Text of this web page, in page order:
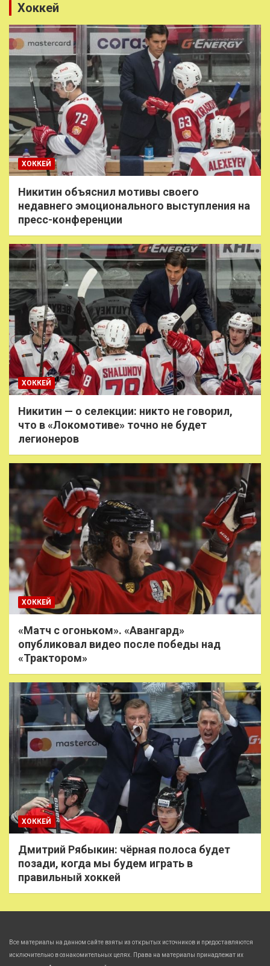
Хоккей
ХОККЕЙ
Никитин объяснил мотивы своего
недавнего эмоционального выступления на
пресс-конференции
ХОККЕЙ
Никитин — о селекции: никто не говорил,
что в «Локомотиве» точно не будет
легионеров
ХОККЕЙ
«Матч с огоньком». «Авангард»
опубликовал видео после победы над
«Трактором»
ХОККЕЙ
Дмитрий Рябыкин: чёрная полоса будет
позади, когда мы будем играть в
правильный хоккей
Все материалы на данном сайте взяты из открытых источников и предоставляются
исключительно в ознакомительных целях. Права на материалы принадлежат их